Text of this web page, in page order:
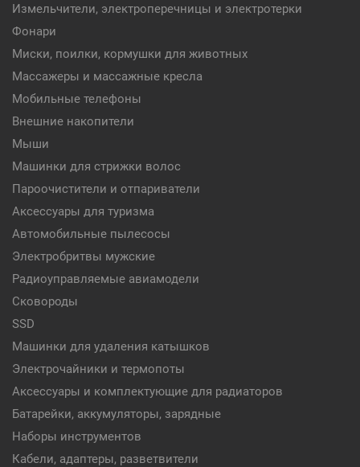
Измельчители, электроперечницы и электротерки
Фонари
Миски, поилки, кормушки для животных
Массажеры и массажные кресла
Мобильные телефоны
Внешние накопители
Мыши
Машинки для стрижки волос
Пароочистители и отпариватели
Аксессуары для туризма
Автомобильные пылесосы
Электробритвы мужские
Радиоуправляемые авиамодели
Сковороды
SSD
Машинки для удаления катышков
Электрочайники и термопоты
Аксессуары и комплектующие для радиаторов
Батарейки, аккумуляторы, зарядные
Наборы инструментов
Кабели, адаптеры, разветвители